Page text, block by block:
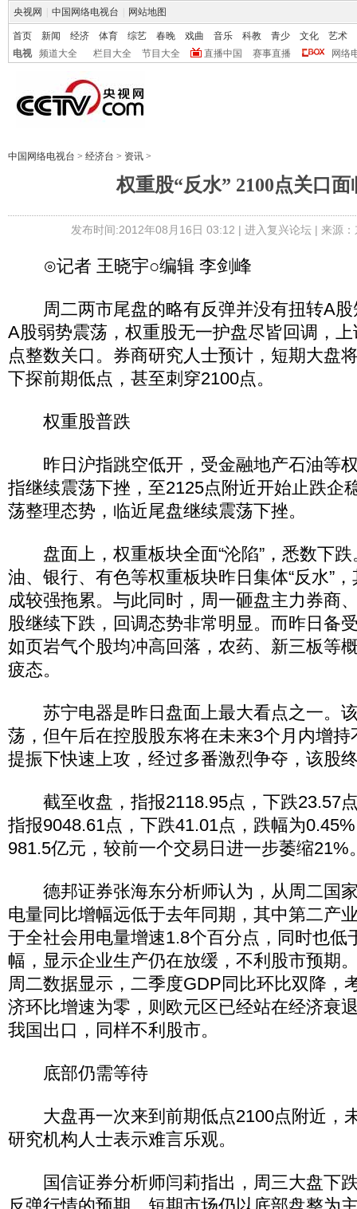
央视网 中国网络电视台 网站地图
首页 新闻 经济 体育 综艺 春晚 戏曲 音乐 科教 青少 文化
艺术
电视
频道大全 栏目大全 节目大全 直播中国 赛事直播 网络
中国网络电视台 > 经济台 > 资讯 >
权重股“反水” 2100点关口面
发布时间:2012年08月16日 03:12 | 进入复兴论坛| 来源
⊙记者 王晓宇○编辑 李剑峰
周二两市尾盘的略有反弹并没有扭转A股
A股弱势震荡，权重股无一护盘尽皆回调，
点整数关口。券商研究人士预计，短期大盘
下探前期低点，甚至刺穿2100点。
权重股普跌
昨日沪指跳空低开，受金融地产石油等
指继续震荡下挫，至2125点附近开始止跌企
荡整理态势，临近尾盘继续震荡下挫。
盘面上，权重板块全面“沦陷”，悉数下跌
油、银行、有色等权重板块昨日集体“反水”
成较强拖累。与此同时，周一砸盘主力券商
股继续下跌，回调态势非常明显。而昨日备
如页岩气个股均冲高回落，农药、新三板等
疲态。
苏宁电器是昨日盘面上最大看点之一。
荡，但午后在控股股东将在未来3个月内增
提振下快速上攻，经过多番激烈争夺，该股
截至收盘，指报2118.95点，下跌23.57
指报9048.61点，下跌41.01点，跌幅为
981.5亿元，较前一个交易日进一步萎缩21%
德邦证券张海东分析师认为，从周二国
电量同比增幅远低于去年同期，其中第二产
于全社会用电量增速1.8个百分点，同时也低
幅，显示企业生产仍在放缓，不利股市预期
周二数据显示，二季度GDP同比环比双降，
济环比增速为零，则欧元区已经站在经济衰
我国出口，同样不利股市。
底部仍需等待
大盘再一次来到前期低点2100点附近，
研究机构人士表示难言乐观。
国信证券分析师闫莉指出，周三大盘下